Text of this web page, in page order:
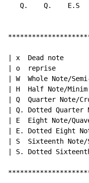
Q.    Q.    E.S
| x  Dead note
| o  reprise
| W  Whole Note/
| H  Half Note/Minim
| Q  Quarter Note/
| Q. Dotted Quarter
| E  Eight Note/
| E. Dotted Eight
| S  Sixteenth Note/
| S. Dotted